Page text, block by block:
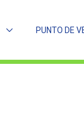
PUNTO DE